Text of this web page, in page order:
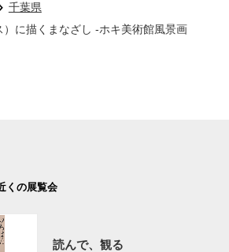
千葉県
）に描くまなざし -ホキ美術館風景画
くの展覧会
読んで、観る